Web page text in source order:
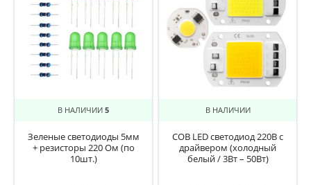
В НАЛИЧИИ 5
Зеленые светодиоды 5мм
+ резисторы 220 Ом (по
10шт.)
В НАЛИЧИИ
COB LED светодиод 220В с
драйвером (холодный
белый / 3Вт – 50Вт)